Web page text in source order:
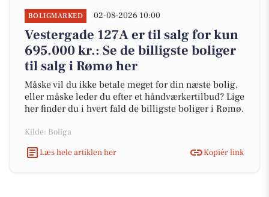
BOLIGMARKED 02-08-2026 10:00
Vestergade 127A er til salg for kun
695.000 kr.: Se de billigste boliger
til salg i Rømø her
Måske vil du ikke betale meget for din næste bolig,
eller måske leder du efter et håndværkertilbud? Lige
her finder du i hvert fald de billigste boliger i Rømø.
Kilde: Boliga
Læs hele artiklen her
Kopiér link